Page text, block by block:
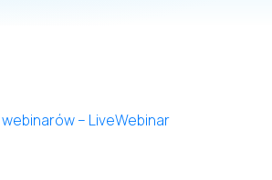
– LiveWebinar